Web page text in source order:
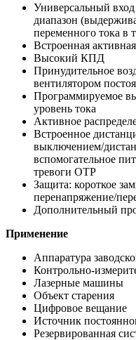
Универсальный
диапазон
переменного тока в
Встроенная
Высокий КПД
Принудительное
вентилятором
Программируемое
уровень тока
Активное
Встроенное
выключением/
вспомогательное
тревоги OTP
Защита: короткое
перенапряжение/
Дополнительный
Применение
Аппаратура
Контрольно-
Лазерные машины
Объект старения
Цифровое вещание
Источник
Резервированная